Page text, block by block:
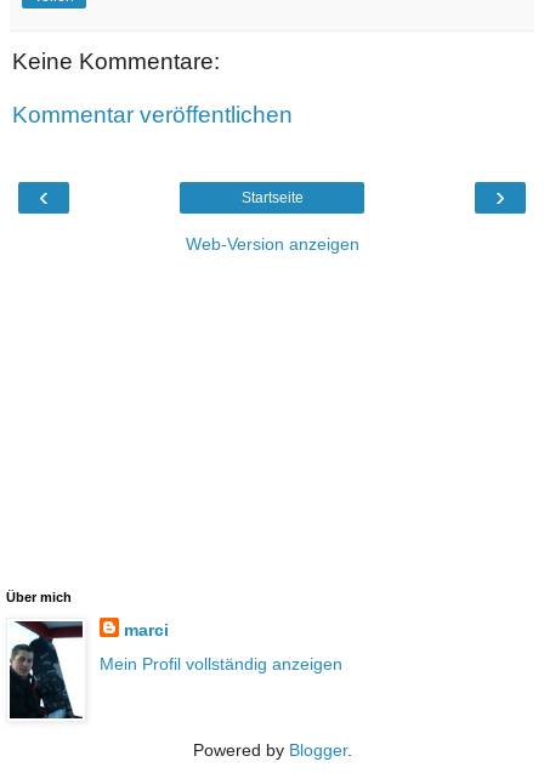
Keine Kommentare:
Kommentar veröffentlichen
‹ ›
Startseite
Web-Version anzeigen
Über mich
marci
Mein Profil vollständig anzeigen
Powered by Blogger.